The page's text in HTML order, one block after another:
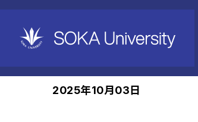
ホーム News
2025年10月03日